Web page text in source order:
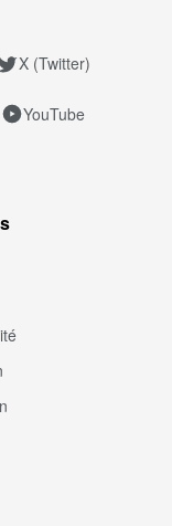
X (Twitter)
YouTube